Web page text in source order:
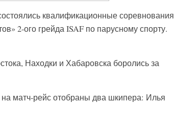
квалификационные соревнования
2-ого грейда ISAF по парусному спорту.
Находки и Хабаровска боролись за
матч-рейс отобраны два шкипера: Илья